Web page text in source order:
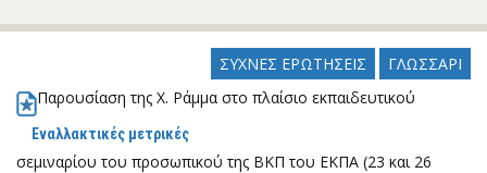
ΣΥΧΝΕΣ ΕΡΩΤΗΣΕΙΣ ΓΛΩΣΣΑΡΙ
Εναλλακτικές μετρικές
Παρουσίαση της Χ. Ράμμα στο πλαίσιο εκπαιδευτικού
σεμιναρίου του προσωπικού της ΒΚΠ του ΕΚΠΑ (23 και 26